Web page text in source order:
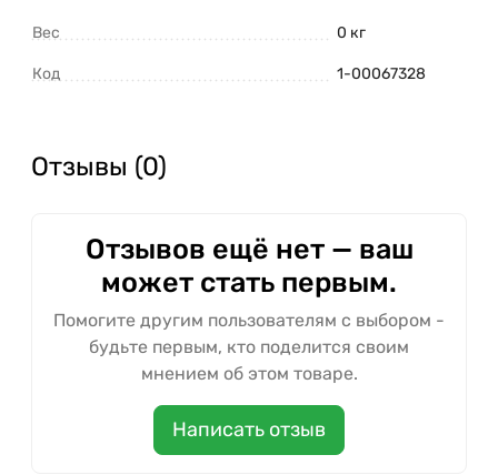
Вес 0 кг
Код 1-00067328
Отзывы (0)
Отзывов ещё нет — ваш
может стать первым.
Помогите другим пользователям с выбором -
будьте первым, кто поделится своим
мнением об этом товаре.
Написать отзыв